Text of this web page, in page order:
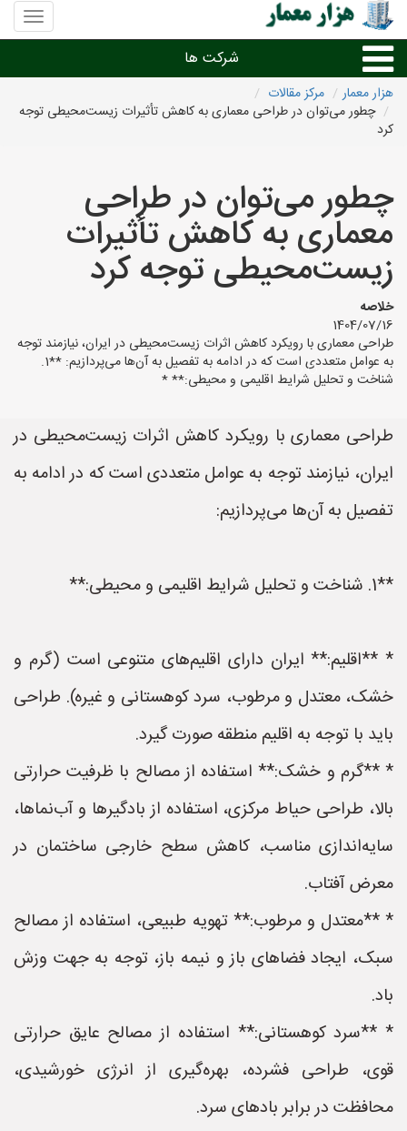
منوی
سایت
معمار
شرکت ها
طراحی داخلی و دکوراسیون داخلی
شرکت های معماری شهرها
هزار معمار
مرکز مقالات
چطور می‌توان در طراحی معماری به کاهش تأثیرات زیست‌محیطی توجه
کرد
چطور می‌توان در طراحی
معماری به کاهش تأثیرات
زیست‌محیطی توجه کرد
خلاصه
1404/07/16
طراحی معماری با رویکرد کاهش اثرات زیست‌محیطی در ایران، نیازمند توجه
به عوامل متعددی است که در ادامه به تفصیل به آن‌ها می‌پردازیم: **1.
شناخت و تحلیل شرایط اقلیمی و محیطی:** *
طراحی معماری با رویکرد کاهش اثرات زیست‌محیطی در
ایران، نیازمند توجه به عوامل متعددی است که در ادامه به
تفصیل به آن‌ها می‌پردازیم:
**1. شناخت و تحلیل شرایط اقلیمی و محیطی:**
* **اقلیم:** ایران دارای اقلیم‌های متنوعی است (گرم و
خشک، معتدل و مرطوب، سرد کوهستانی و غیره). طراحی
باید با توجه به اقلیم منطقه صورت گیرد.
* **گرم و خشک:** استفاده از مصالح با ظرفیت حرارتی
بالا، طراحی حیاط مرکزی، استفاده از بادگیرها و آب‌نماها،
سایه‌اندازی مناسب، کاهش سطح خارجی ساختمان در
معرض آفتاب.
* **معتدل و مرطوب:** تهویه طبیعی، استفاده از مصالح
سبک، ایجاد فضاهای باز و نیمه باز، توجه به جهت وزش
باد.
* **سرد کوهستانی:** استفاده از مصالح عایق حرارتی
قوی، طراحی فشرده، بهره‌گیری از انرژی خورشیدی،
محافظت در برابر بادهای سرد.